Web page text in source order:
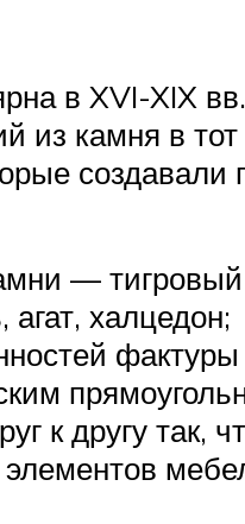
в XVI-XIX
из камня в
создавали
— тигровый
халцедон;
к другу так,